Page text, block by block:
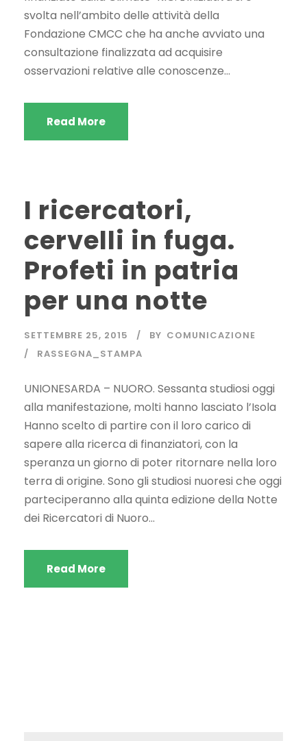
svolta nell’ambito delle attività della
Fondazione CMCC che ha anche avviato una
consultazione finalizzata ad acquisire
osservazioni relative alle conoscenze...
Read More
I ricercatori,
cervelli in fuga.
Profeti in patria
per una notte
SETTEMBRE 25, 2015 BY COMUNICAZIONE
RASSEGNA_STAMPA
UNIONESARDA – NUORO. Sessanta studiosi oggi
alla manifestazione, molti hanno lasciato l’Isola
Hanno scelto di partire con il loro carico di
sapere alla ricerca di finanziatori, con la
speranza un giorno di poter ritornare nella loro
terra di origine. Sono gli studiosi nuoresi che oggi
parteciperanno alla quinta edizione della Notte
dei Ricercatori di Nuoro...
Read More